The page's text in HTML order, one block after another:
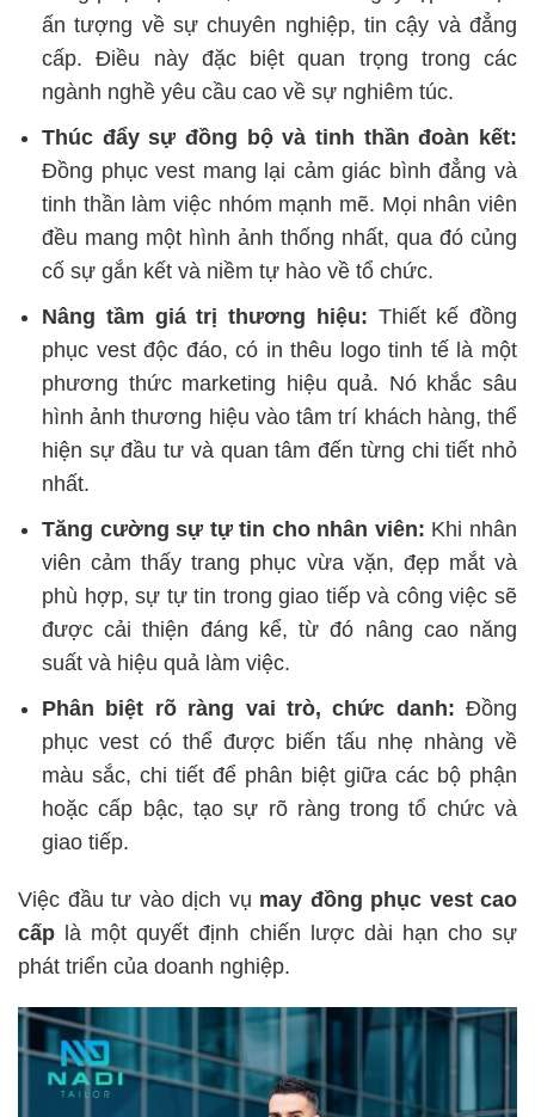
ấn tượng về sự chuyên nghiệp, tin cậy và đẳng
cấp. Điều này đặc biệt quan trọng trong các
ngành nghề yêu cầu cao về sự nghiêm túc.
Thúc đẩy sự đồng bộ và tinh thần đoàn kết:
Đồng phục vest mang lại cảm giác bình đẳng và
tinh thần làm việc nhóm mạnh mẽ. Mọi nhân viên
đều mang một hình ảnh thống nhất, qua đó củng
cố sự gắn kết và niềm tự hào về tổ chức.
Nâng tầm giá trị thương hiệu: Thiết kế đồng
phục vest độc đáo, có in thêu logo tinh tế là một
phương thức marketing hiệu quả. Nó khắc sâu
hình ảnh thương hiệu vào tâm trí khách hàng, thể
hiện sự đầu tư và quan tâm đến từng chi tiết nhỏ
nhất.
Tăng cường sự tự tin cho nhân viên: Khi nhân
viên cảm thấy trang phục vừa vặn, đẹp mắt và
phù hợp, sự tự tin trong giao tiếp và công việc sẽ
được cải thiện đáng kể, từ đó nâng cao năng
suất và hiệu quả làm việc.
Phân biệt rõ ràng vai trò, chức danh: Đồng
phục vest có thể được biến tấu nhẹ nhàng về
màu sắc, chi tiết để phân biệt giữa các bộ phận
hoặc cấp bậc, tạo sự rõ ràng trong tổ chức và
giao tiếp.
Việc đầu tư vào dịch vụ may đồng phục vest cao
cấp là một quyết định chiến lược dài hạn cho sự
phát triển của doanh nghiệp.